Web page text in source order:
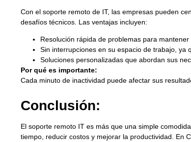
Con el soporte remoto de IT, las empresas pueden
desafíos técnicos. Las ventajas incluyen:
Resolución rápida de problemas para
Sin interrupciones en su espacio de trabajo, ya
Soluciones personalizadas que abordan sus
Por qué es importante:
Cada minuto de inactividad puede afectar sus
Conclusión:
El soporte remoto IT es más que una simple
tiempo, reducir costos y mejorar la productividad. En